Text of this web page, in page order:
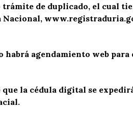
de duplicado, el cual
Nacional,
habrá agendamiento web
la cédula digital se